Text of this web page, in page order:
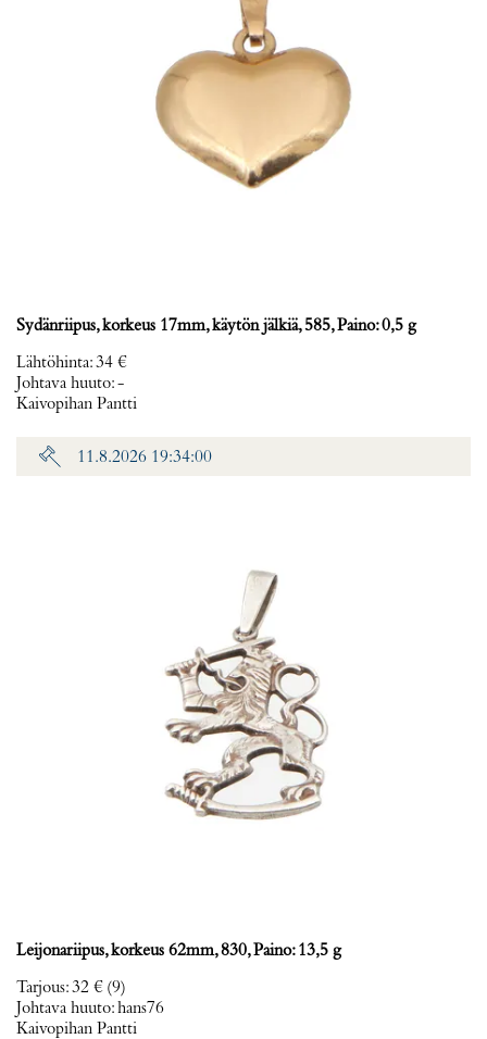
Sydänriipus, korkeus 17mm, käytön jälkiä, 585, Paino: 0,5 g
Lähtöhinta:34 €
Johtava huuto:-
Kaivopihan Pantti
11.8.2026 19:34:00
Leijonariipus, korkeus 62mm, 830, Paino: 13,5 g
Tarjous:32 € (9)
Johtava huuto:hans76
Kaivopihan Pantti